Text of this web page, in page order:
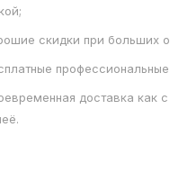
скидки при больших
профессиональные
доставка как